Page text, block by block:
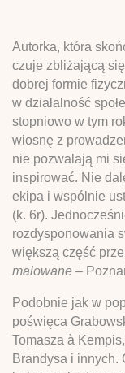
Autorka, która
czuje zbliżającą
dobrej formie
w działalność
stopniowo w tym
wiosnę z
nie pozwalają mi
inspirować. Nie
ekipa i wspólnie
(k. 6r).
rozdysponowania
większą część
malowane –
Podobnie jak w
poświęca
Tomasza à
Brandysa i innych.